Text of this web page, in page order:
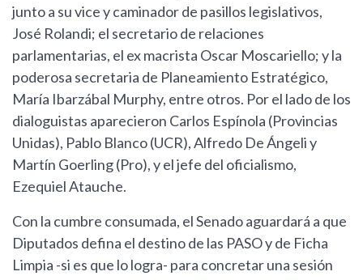
junto a su vice y caminador de pasillos legislativos,
José Rolandi; el secretario de relaciones
parlamentarias, el ex macrista Oscar Moscariello; y la
poderosa secretaria de Planeamiento Estratégico,
María Ibarzábal Murphy, entre otros. Por el lado de los
dialoguistas aparecieron Carlos Espínola (Provincias
Unidas), Pablo Blanco (UCR), Alfredo De Ángeli y
Martín Goerling (Pro), y el jefe del oficialismo,
Ezequiel Atauche.
Con la cumbre consumada, el Senado aguardará a que
Diputados defina el destino de las PASO y de Ficha
Limpia -si es que lo logra- para concretar una sesión